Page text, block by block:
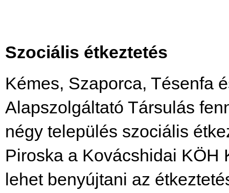
Szociális étkeztetés
Kémes, Szaporca, Tésenfa
Alapszolgáltató Társulás
négy település szociális
Piroska a Kovácshidai KÖH
lehet benyújtani az